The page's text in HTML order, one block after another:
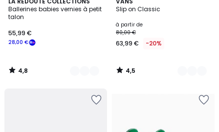
Ballerines babies vernies à petit
talon
28,00 €
55,99 €
/ 5
3
Couleurs
4,8
/
Slip on Classic
à partir de
80,00 €
63,99 € -20%
/ 5
4
Couleurs
4,5
/